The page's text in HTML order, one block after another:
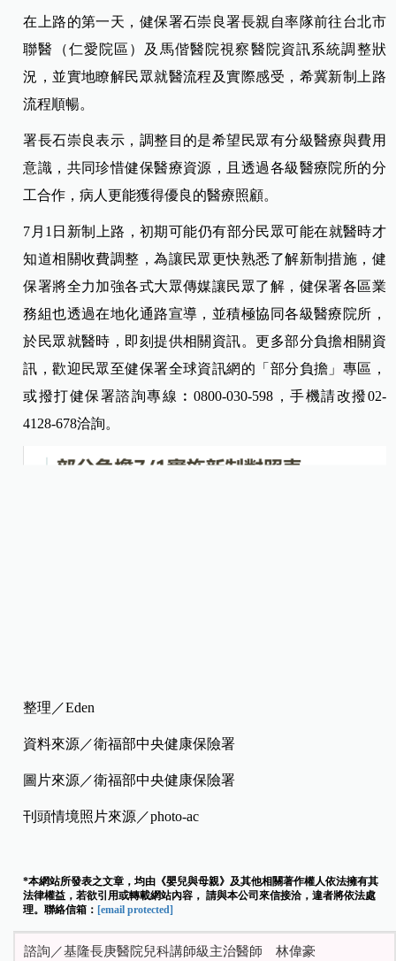
在上路的第一天，健保署石崇良署長親自率隊前往台北市
聯醫（仁愛院區）及馬偕醫院視察醫院資訊系統調整狀
況，並實地瞭解民眾就醫流程及實際感受，希冀新制上路
流程順暢。
署長石崇良表示，調整目的是希望民眾有分級醫療與費用
意識，共同珍惜健保醫療資源，且透過各級醫療院所的分
工合作，病人更能獲得優良的醫療照顧。
7月1日新制上路，初期可能仍有部分民眾可能在就醫時才
知道相關收費調整，為讓民眾更快熟悉了解新制措施，健
保署將全力加強各式大眾傳媒讓民眾了解，健保署各區業
務組也透過在地化通路宣導，並積極協同各級醫療院所，
於民眾就醫時，即刻提供相關資訊。更多部分負擔相關資
訊，歡迎民眾至健保署全球資訊網的「部分負擔」專區，
或撥打健保署諮詢專線︰0800-030-598，手機請改撥02-
4128-678洽詢。
整理／Eden
資料來源／衛福部中央健康保險署
圖片來源／衛福部中央健康保險署
刊頭情境照片來源／photo-ac
*本網站所發表之文章，均由《嬰兒與母親》及其他相關著作權人依法擁有其
法律權益，若欲引用或轉載網站內容， 請與本公司來信接洽，違者將依法處
理。聯絡信箱： [email protected]
諮詢／基隆長庚醫院兒科講師級主治醫師 林偉豪